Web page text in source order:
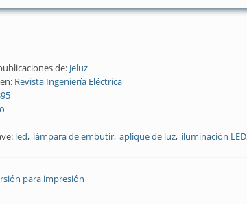
de: Jeluz
Revista Ingeniería Eléctrica
led lámpara de embutir aplique de luz iluminación LED
para impresión